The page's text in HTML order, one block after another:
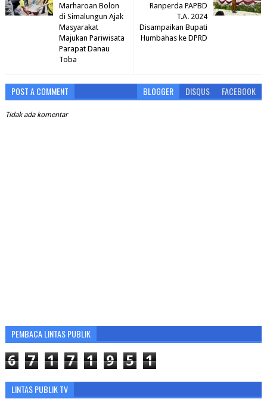
Ranperda PAPBD
T.A. 2024
Disampaikan Bupati
Humbahas ke DPRD
Marharoan Bolon
di Simalungun Ajak
Masyarakat
Majukan Pariwisata
Parapat Danau
Toba
POST A COMMENT BLOGGER DISQUS FACEBOOK
Tidak ada komentar
PEMBACA LINTAS PUBLIK
6 7 1 7 1 9 5 1
LINTAS PUBLIK TV